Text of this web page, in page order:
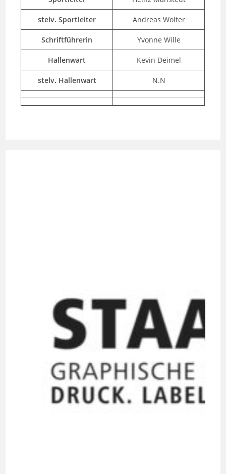
stelv. Sportleiter Andreas Wolter
Schriftführerin Yvonne Wille
Hallenwart Kevin Deimel
stelv. Hallenwart N.N